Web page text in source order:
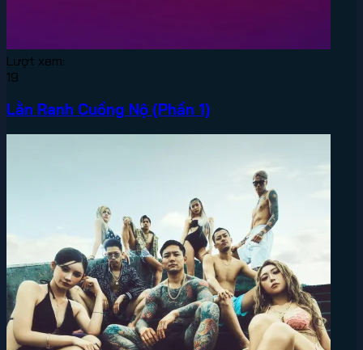
Lượt xem:
19
Lằn Ranh Cuồng Nộ (Phần 1)